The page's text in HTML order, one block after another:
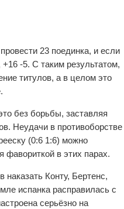
23 поединка, и если
-5. С таким результатом,
титулов, а в целом это
без борьбы, заставляя
Неудачи в противоборстве
(0:6 1:6) можно
фавориткой в этих парах.
Конту, Бертенс,
испанка расправилась с
серьёзно на